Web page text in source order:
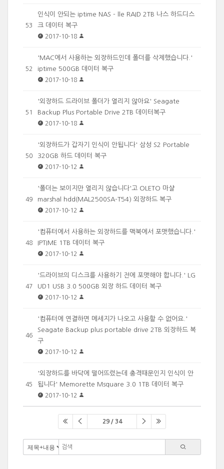
53
인식이 안되는 iptime NAS - lle RAID 2TB 나스 하드디스
크 데이터 복구
2017-10-18
52
'MAC에서 사용하는 외장하드인데 폴더를 삭제했습니다.'
iptime 500GB 데이터 복구
2017-10-18
51
'외장하드 드라이브 폴더가 열리지 않아요' Seagate
Backup Plus Portable Drive 2TB 데이터복구
2017-10-18
50
'외장하드가 갑자기 인식이 안됩니다' 삼성 S2 Portable
320GB 하드 데이터 복구
2017-10-12
49
'폴더는 보이지만 열리지 않습니다'고 OLETO 마샬
marshal hdd(MAL2500SA-T54) 외장하드 복구
2017-10-12
48
'컴퓨터에서 사용하는 외장하드를 맥북에서 포맷했습니다.'
IPTIME 1TB 데이터 복구
2017-10-12
47
'드라이브의 디스크를 사용하기 전에 포맷해야 합니다.' LG
UD1 USB 3.0 500GB 외장 하드 데이터 복구
2017-10-12
46
'컴퓨터에 연결하면 메세지가 나오고 사용할 수 없어요.'
Seagate Backup plus portable drive 2TB 외장하드 복
구
2017-10-12
45
'외장하드를 바닥에 떨어뜨렸는데 충격때문인지 인식이 안
됩니다' Memorette Msquare 3.0 1TB 데이터 복구
2017-10-12
29 / 34